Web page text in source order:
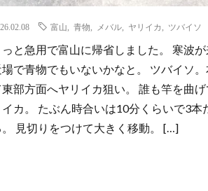
富山 青物 メバル ヤリイカ ツバイソ
っと急用で富山に帰省しました。 寒波
場で青物でもいないかなと。 ツバイソ
東部方面へヤリイカ狙い。 誰も竿を曲
イカ。 たぶん時合いは10分くらいで3
。 見切りをつけて大きく移動。 […]